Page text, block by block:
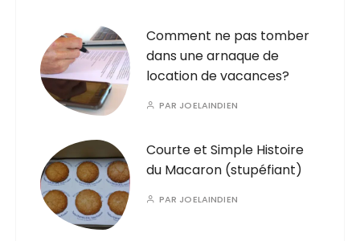
Comment ne pas tomber
dans une arnaque de
location de vacances?
PAR JOELAINDIEN
Courte et Simple Histoire
du Macaron (stupéfiant)
PAR JOELAINDIEN